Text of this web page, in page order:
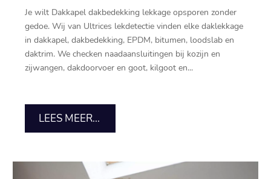
Je wilt Dakkapel dakbedekking lekkage opsporen zonder
gedoe.​ Wij van Ultrices lekdetectie vinden elke daklekkage
in dakkapel, dakbedekking, EPDM, bitumen, loodslab en
daktrim.​ We checken naadaansluitingen bij kozijn en
zijwangen, dakdoorvoer en goot, kilgoot en...
LEES MEER...